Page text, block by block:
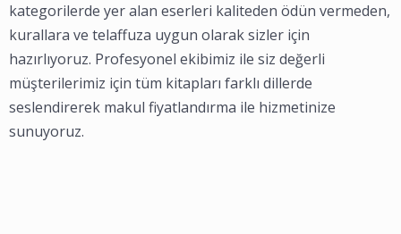
kategorilerde yer alan eserleri kaliteden ödün vermeden,
kurallara ve telaffuza uygun olarak sizler için
hazırlıyoruz. Profesyonel ekibimiz ile siz değerli
müşterilerimiz için tüm kitapları farklı dillerde
seslendirerek makul fiyatlandırma ile hizmetinize
sunuyoruz.